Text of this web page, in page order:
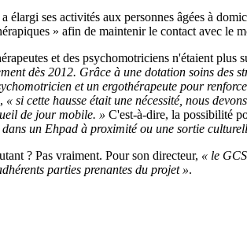
ses activités aux personnes âgées à
» afin de maintenir le contact avec le
et des psychomotriciens n'étaient plus
dès 2012. Grâce à une dotation soins des
et un ergothérapeute pour
« si cette hausse était une nécessité, nous
de jour mobile. » C'est-à-dire, la possibilité
un Ehpad à proximité ou une sortie
? Pas vraiment. Pour son directeur, « le
parties prenantes du projet ».